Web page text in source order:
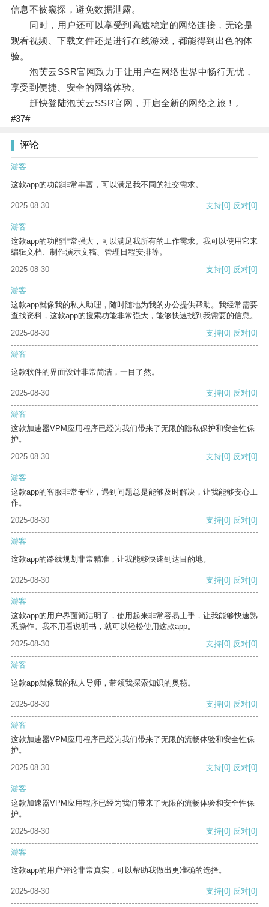
信息不被窥探，避免数据泄露。
同时，用户还可以享受到高速稳定的网络连接，无论是
观看视频、下载文件还是进行在线游戏，都能得到出色的体
验。
泡芙云SSR官网致力于让用户在网络世界中畅行无忧，
享受到便捷、安全的网络体验。
赶快登陆泡芙云SSR官网，开启全新的网络之旅！。
#37#
评论
游客
这款app的功能非常丰富，可以满足我不同的社交需求。
2025-08-30 支持[0] 反对[0]
游客
这款app的功能非常强大，可以满足我所有的工作需求。我可以使用它来
编辑文档、制作演示文稿、管理日程安排等。
2025-08-30
支持[0] 反对[0]
游客
这款app就像我的私人助理，随时随地为我的办公提供帮助。我经常需要
查找资料，这款app的搜索功能非常强大，能够快速找到我需要的信息。
2025-08-30
支持[0] 反对[0]
游客
这款软件的界面设计非常简洁，一目了然。
2025-08-30 支持[0] 反对[0]
游客
这款加速器VPM应用程序已经为我们带来了无限的隐私保护和安全性保
护。
2025-08-30
支持[0] 反对[0]
游客
这款app的客服非常专业，遇到问题总是能够及时解决，让我能够安心工
作。
2025-08-30
支持[0] 反对[0]
游客
这款app的路线规划非常精准，让我能够快速到达目的地。
2025-08-30 支持[0] 反对[0]
游客
这款app的用户界面简洁明了，使用起来非常容易上手，让我能够快速熟
悉操作。我不用看说明书，就可以轻松使用这款app。
2025-08-30
支持[0] 反对[0]
游客
这款app就像我的私人导师，带领我探索知识的奥秘。
2025-08-30 支持[0] 反对[0]
游客
这款加速器VPM应用程序已经为我们带来了无限的流畅体验和安全性保
护。
2025-08-30
支持[0] 反对[0]
游客
这款加速器VPM应用程序已经为我们带来了无限的流畅体验和安全性保
护。
2025-08-30
支持[0] 反对[0]
游客
这款app的用户评论非常真实，可以帮助我做出更准确的选择。
2025-08-30 支持[0] 反对[0]